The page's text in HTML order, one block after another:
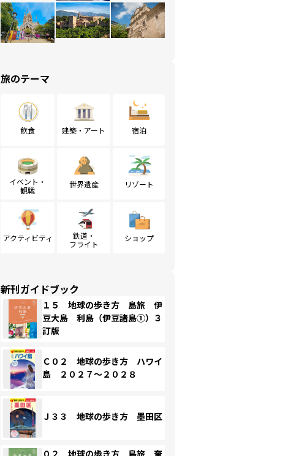
旅のテーマ
飲食 建築・アート 宿泊
イベント・
観戦
世界遺産 リゾート
アクティビティ
鉄道・
フライト
ショップ
新刊ガイドブック
１５ 地球の歩き方 島旅 伊
豆大島 利島（伊豆諸島①）３
訂版
Ｃ０２ 地球の歩き方 ハワイ
島 ２０２７～２０２８
Ｊ３３ 地球の歩き方 墨田区
０２ 地球の歩き方 島旅 奄